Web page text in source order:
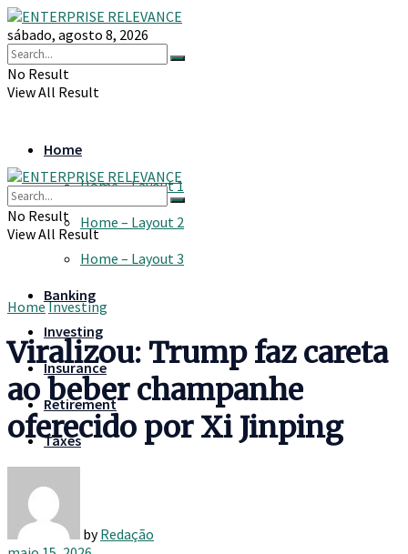
sábado, agosto 8, 2026
No Result
View All Result
Home
Home – Layout 1
Home – Layout 2
Home – Layout 3
Banking
Investing
Insurance
Retirement
Taxes
No Result
View All Result
HomeInvesting
Viralizou: Trump faz careta
ao beber champanhe
oferecido por Xi Jinping
by Redação